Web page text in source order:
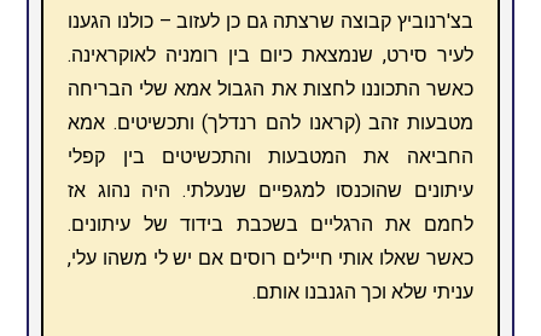
בצ'רנוביץ קבוצה שרצתה גם כן לעזוב – כולנו הגענו
לעיר סירט, שנמצאת כיום בין רומניה לאוקראינה.
כאשר התכוננו לחצות את הגבול אמא שלי הבריחה
מטבעות זהב (קראנו להם רנדלך) ותכשיטים. אמא
החביאה את המטבעות והתכשיטים בין קפלי
עיתונים שהוכנסו למגפיים שנעלתי. היה נהוג אז
לחמם את הרגליים בשכבת בידוד של עיתונים.
כאשר שאלו אותי חיילים רוסים אם יש לי משהו עלי,
עניתי שלא וכך הגנבנו אותם.